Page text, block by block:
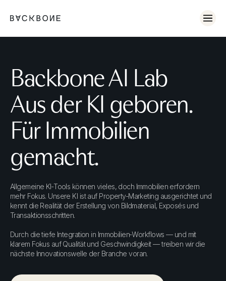
Backbone AI Lab
Aus der KI geboren.
Für Immobilien
gemacht.
Allgemeine KI‑Tools können vieles, doch Immobilien erfordern
mehr Fokus. Unsere KI ist auf Property‑Marketing ausgerichtet und
kennt die Realität der Erstellung von Bildmaterial, Exposés und
Transaktionsschritten.
Durch die tiefe Integration in Immobilien‑Workflows — und mit
klarem Fokus auf Qualität und Geschwindigkeit — treiben wir die
nächste Innovationswelle der Branche voran.